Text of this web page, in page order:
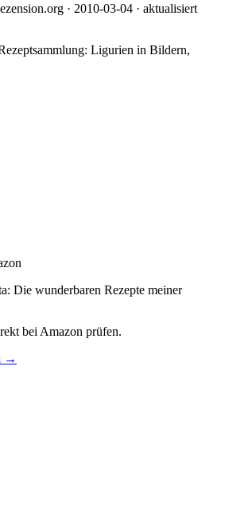
· 2010-03-04 · aktualisiert
Ligurien in Bildern,
Die wunderbaren Rezepte meiner
bei Amazon prüfen.
→